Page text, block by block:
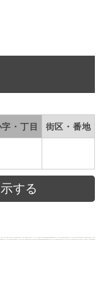
字・丁目 街区・番地